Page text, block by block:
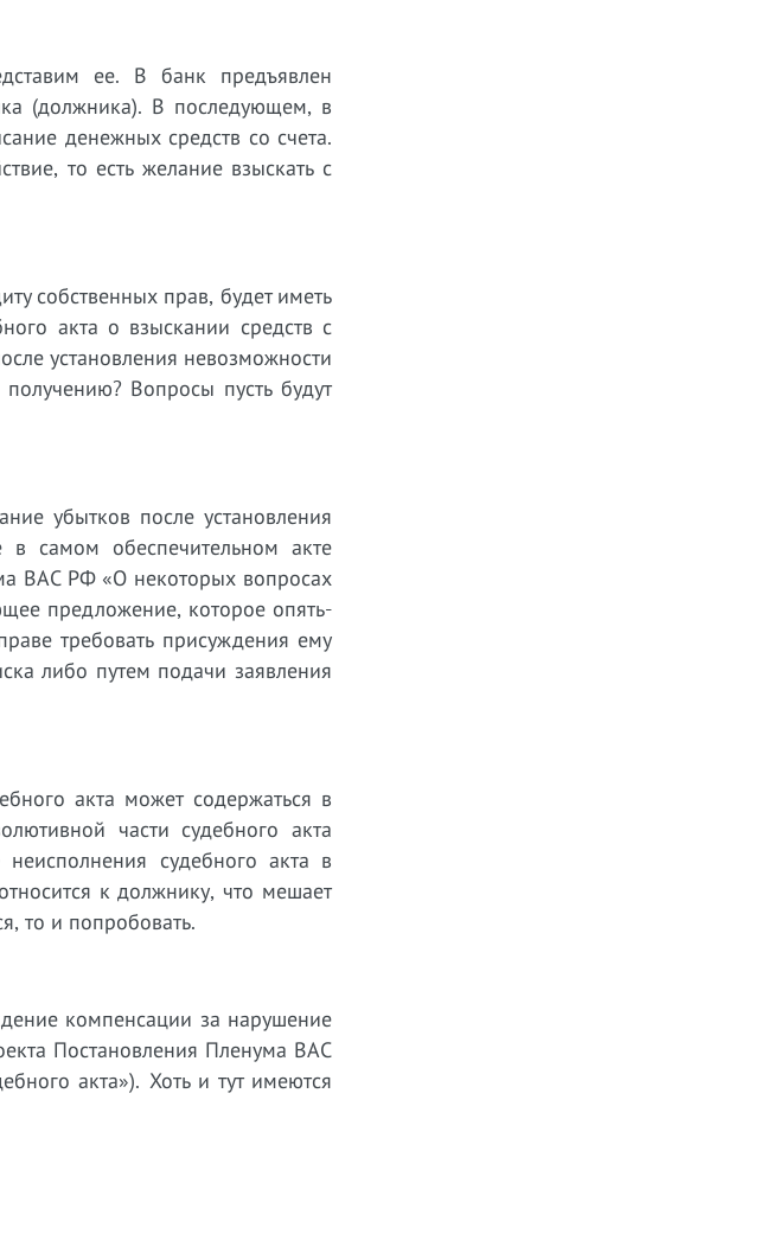
ее. В банк предъявлен
(должника). В последующем, в
денежных средств со счета.
то есть желание взыскать с
собственных прав, будет иметь
акта о взыскании средств с
установления невозможности
Вопросы пусть будут
убытков после установления
в самом обеспечительном акте
ВАС РФ «О некоторых вопросах
предложение, которое опять-
требовать присуждения ему
либо путем подачи заявления
акта может содержаться в
части судебного акта
судебного акта в
к должнику, что мешает
то и попробовать.
компенсации за нарушение
Постановления Пленума ВАС
акта»). Хоть и тут имеются